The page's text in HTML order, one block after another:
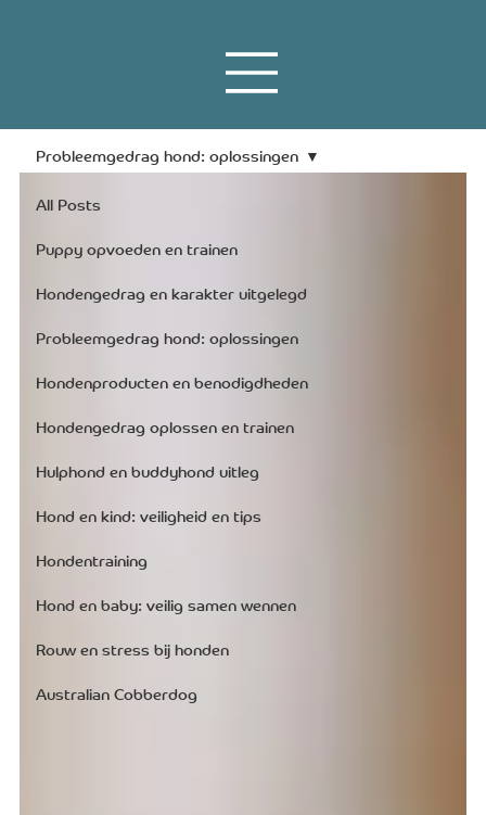
All Posts
Puppy opvoeden en trainen
Hondengedrag en karakter uitgelegd
Probleemgedrag hond: oplossingen
Hondenproducten en benodigdheden
Hondengedrag oplossen en trainen
Hulphond en buddyhond uitleg
Hond en kind: veiligheid en tips
Hondentraining
Hond en baby: veilig samen wennen
Rouw en stress bij honden
Australian Cobberdog
Probleemgedrag hond: oplossingen